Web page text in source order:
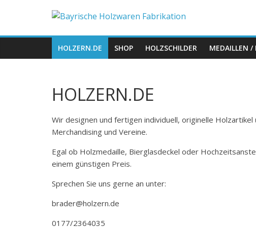
Bayrische
Holzwaren
Holzern.de
HOLZERN.DE SHOP HOLZSCHILDER MEDAILLEN /
HOLZERN.DE
Wir designen und fertigen individuell, originelle
Merchandising und Vereine.
Egal ob Holzmedaille, Bierglasdeckel oder
einem günstigen Preis.
Sprechen Sie uns gerne an unter:
brader@holzern.de
0177/2364035